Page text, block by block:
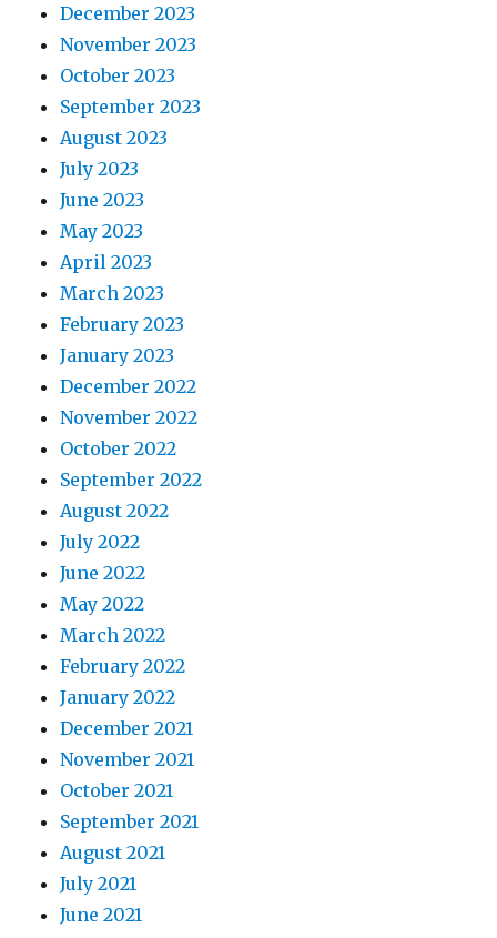
December 2023
November 2023
October 2023
September 2023
August 2023
July 2023
June 2023
May 2023
April 2023
March 2023
February 2023
January 2023
December 2022
November 2022
October 2022
September 2022
August 2022
July 2022
June 2022
May 2022
March 2022
February 2022
January 2022
December 2021
November 2021
October 2021
September 2021
August 2021
July 2021
June 2021